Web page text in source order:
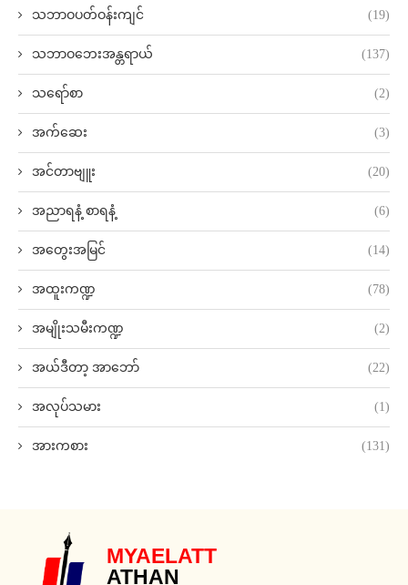
သဘာဝပတ်ဝန်းကျင် (19)
သဘာဝဘေးအန္တရာယ် (137)
သရော်စာ (2)
အက်ဆေး (3)
အင်တာဗျူး (20)
အညာရနံ့ စာရနံ့ (6)
အတွေးအမြင် (14)
အထူးကဏ္ဍ (78)
အမျိုးသမီးကဏ္ဍ (2)
အယ်ဒီတာ့ အာဘော် (22)
အလုပ်သမား (1)
အားကစား (131)
MYAELATT
ATHAN